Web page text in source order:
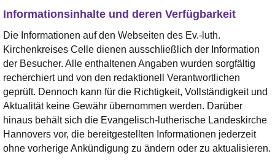
Informationsinhalte und deren Verfügbarkeit
Die Informationen auf den Webseiten des Ev.-luth.
Kirchenkreises Celle dienen ausschließlich der Information
der Besucher. Alle enthaltenen Angaben wurden sorgfältig
recherchiert und von den redaktionell Verantwortlichen
geprüft. Dennoch kann für die Richtigkeit, Vollständigkeit und
Aktualität keine Gewähr übernommen werden. Darüber
hinaus behält sich die Evangelisch-lutherische Landeskirche
Hannovers vor, die bereitgestellten Informationen jederzeit
ohne vorherige Ankündigung zu ändern oder zu aktualisieren.